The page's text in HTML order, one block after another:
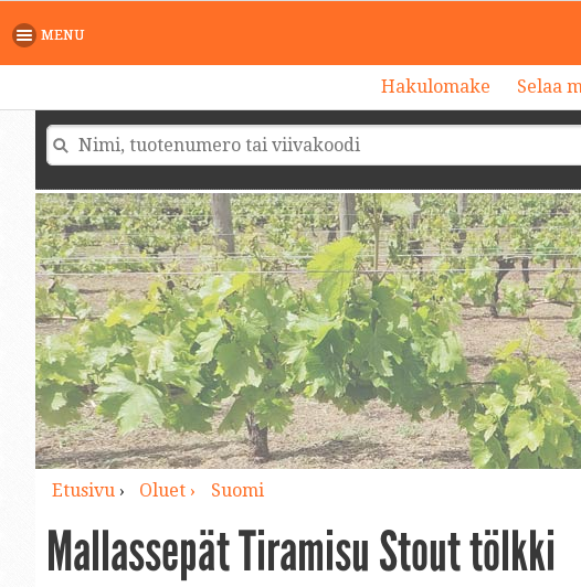
MENU
Hakulomake Selaa
Etusivu› Oluet › Suomi
Mallassepät Tiramisu Stout tölkki